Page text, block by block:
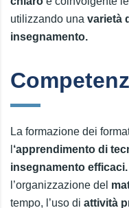
utilizzando una varietà
insegnamento.
La formazione dei
‘apprendimento di
insegnamento efficaci.
l’organizzazione del
tempo, l’uso di attività